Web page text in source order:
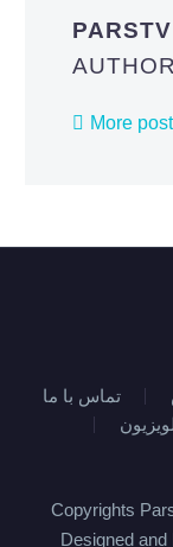
AUTHOR
More
تماس با ما
Copyrights
Designed